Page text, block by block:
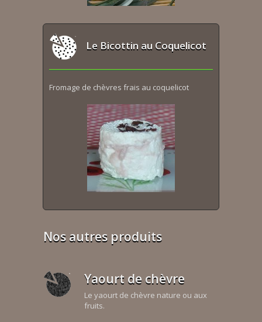
Le Bicottin au Coquelicot
Fromage de chèvres frais au coquelicot
Nos autres produits
Yaourt de chèvre
Le yaourt de chèvre nature ou aux
fruits.